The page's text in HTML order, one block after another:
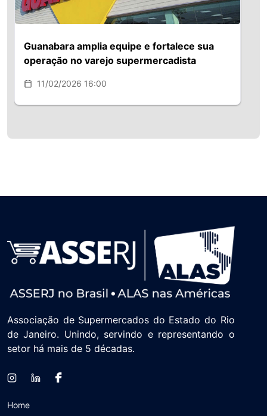
Guanabara amplia equipe e fortalece sua
operação no varejo supermercadista
11/02/2026 16:00
Associação de Supermercados do Estado do Rio
de Janeiro. Unindo, servindo e representando o
setor há mais de 5 décadas.
Home